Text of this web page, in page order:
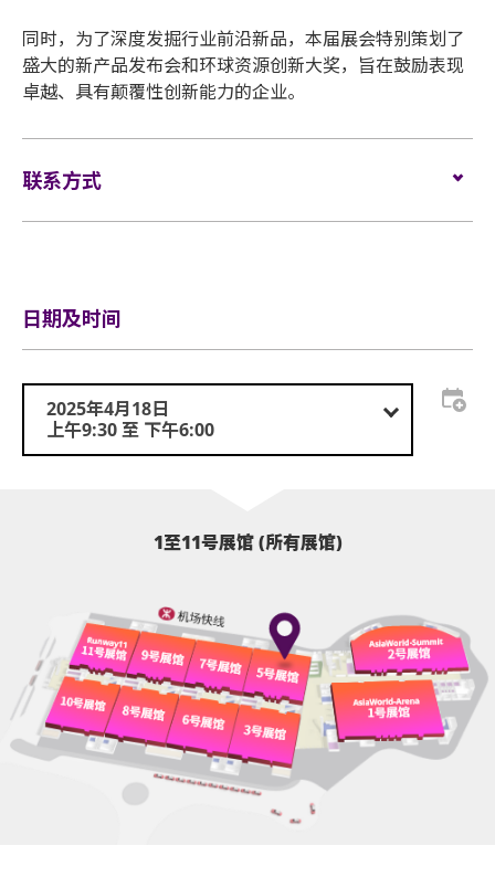
同时，为了深度发掘行业前沿新品，本届展会特别策划了
盛大的新产品发布会和环球资源创新大奖，旨在鼓励表现
卓越、具有颠覆性创新能力的企业。
联系方式
fair/hongkongshow/sha?source=OS_HK_TopNav
日期及时间
2025年4月18日
上午9:30 至 下午6:00
1至11号展馆 (所有展馆)